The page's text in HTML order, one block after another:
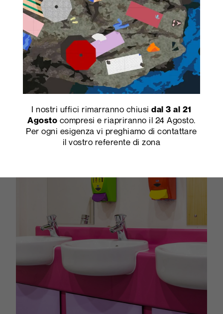
I nostri uffici rimarranno chiusidal 3 al 21
Agosto compresi e riapriranno il 24 Agosto.
Per ogni esigenza vi preghiamo di contattare
il vostro referente di zona